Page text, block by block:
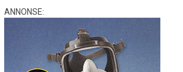
ANNONSE: